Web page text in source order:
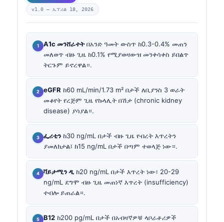
v1.0 — ኤፕሪል 18, 2026
A1c መንሸራተትበአንድ ዓመት ውስጥ ከ0.3-0.4% መጠን
መለወጥ ብዙ ጊዜ ከ0.1% የሚያወዛውዝ መንቀሳቀስ ይበልጥ
ትርጉም ይኖረዋል።.
eGFR ከ60 mL/min/1.73 m² በታች ለቢያንስ 3 ወራት
መቆየት የረጅም ጊዜ የኩላሊት በሽታ (chronic kidney
disease) ያሳያል።.
ፌሪቲንከ30 ng/mL በታች ብዙ ጊዜ የብረት እጥረትን
ያመለክታል፤ ከ15 ng/mL በታች በጣም ተወላጅ ነው።.
ቫይታሚን ዲ ከ20 ng/mL በታች እጥረት ነው፣ 20-29
ng/mL ደግሞ ብዙ ጊዜ መጠነኛ እጥረት (insufficiency)
ተብሎ ይጠራል።.
B12 ከ200 pg/mL በታች በአብዛኛዎቹ ላቦራቶሪዎች